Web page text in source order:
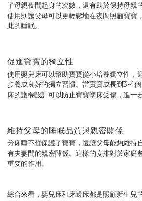
了母親夜間起身的次數，還有助於保持母親
使用則讓父母可以更輕鬆地在夜間照顧寶寶
此的睡眠。
促進寶寶的獨立性
使用嬰兒床可以幫助寶寶從小培養獨立性，
步養成良好的獨立習慣。當寶寶成長到3-4
床的護欄設計可以防止寶寶墜床受傷，進一
維持父母的睡眠品質與親密關係
分床睡不僅保護了寶寶，還讓父母能夠維持
有夫妻間的親密關係。這樣的安排對於家庭
重要的作用。
綜合來看，嬰兒床和床邊床都是照顧新生兒